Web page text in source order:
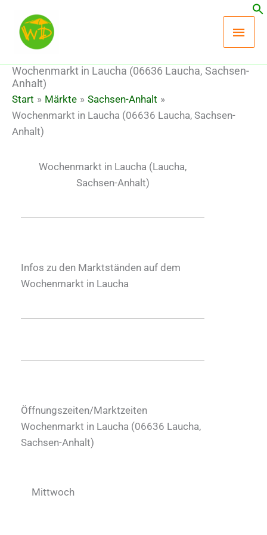
Inhalt
springen
Wochenmarkt in Laucha (06636 Laucha, Sachsen-
Anhalt)
Start Märkte
Sachsen-Anhalt
Wochenmarkt in Laucha (06636 Laucha, Sachsen-
Anhalt)
Wochenmarkt in Laucha (Laucha,
Sachsen-Anhalt)
Infos zu den Marktständen auf dem
Wochenmarkt in Laucha
Öffnungszeiten/Marktzeiten
Wochenmarkt in Laucha (06636 Laucha,
Sachsen-Anhalt)
Mittwoch